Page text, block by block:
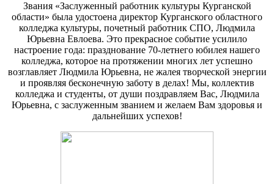
Звания «Заслуженный работник культуры Курганской
области» была удостоена директор Курганского областного
колледжа культуры, почетный работник СПО, Людмила
Юрьевна Евлоева. Это прекрасное событие усилило
настроение года: празднование 70-летнего юбилея нашего
колледжа, которое на протяжении многих лет успешно
возглавляет Людмила Юрьевна, не жалея творческой энергии
и проявляя бесконечную заботу в делах! Мы, коллектив
колледжа и студенты, от души поздравляем Вас, Людмила
Юрьевна, с заслуженным званием и желаем Вам здоровья и
дальнейших успехов!